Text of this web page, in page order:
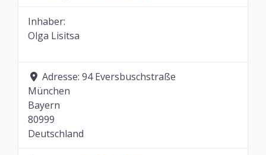
Inhaber:
Olga Lisitsa
Adresse: 94 Eversbuschstraße
München
Bayern
80999
Deutschland